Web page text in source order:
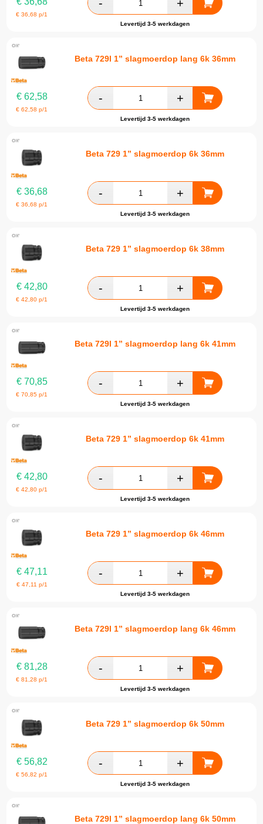
€36,68 p/1
Levertijd 3-5 werkdagen
Beta 729l 1” slagmoerdop lang 6k 36mm
€62,58
€62,58 p/1
Levertijd 3-5 werkdagen
Beta 729 1” slagmoerdop 6k 36mm
€36,68
€36,68 p/1
Levertijd 3-5 werkdagen
Beta 729 1” slagmoerdop 6k 38mm
€42,80
€42,80 p/1
Levertijd 3-5 werkdagen
Beta 729l 1” slagmoerdop lang 6k 41mm
€70,85
€70,85 p/1
Levertijd 3-5 werkdagen
Beta 729 1” slagmoerdop 6k 41mm
€42,80
€42,80 p/1
Levertijd 3-5 werkdagen
Beta 729 1” slagmoerdop 6k 46mm
€47,11
€ 47,11 p/1
Levertijd 3-5 werkdagen
Beta 729l 1” slagmoerdop lang 6k 46mm
€81,28
€81,28 p/1
Levertijd 3-5 werkdagen
Beta 729 1” slagmoerdop 6k 50mm
€56,82
€56,82 p/1
Levertijd 3-5 werkdagen
Beta 729l 1” slagmoerdop lang 6k 50mm